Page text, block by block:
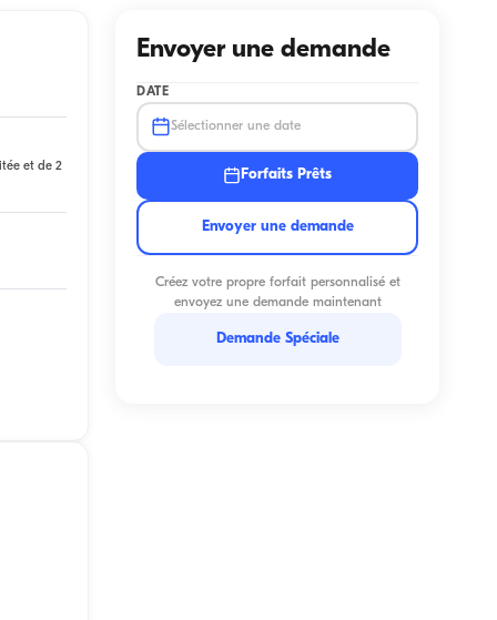
et de 2
Envoyer une demande
DATE
Sélectionner une date
Forfaits Prêts
Envoyer une demande
Créez votre propre forfait personnalisé et
envoyez une demande maintenant
Demande Spéciale